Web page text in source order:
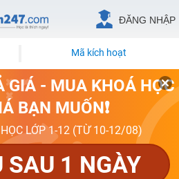
ĐĂNG NHẬP
Mã kích hoạt
GIÁ - MUA KHOÁ HỌC
BẠN MUỐN❗
LỚP 1-12 (TỪ 10-12/08)
SAU 1 NGÀY